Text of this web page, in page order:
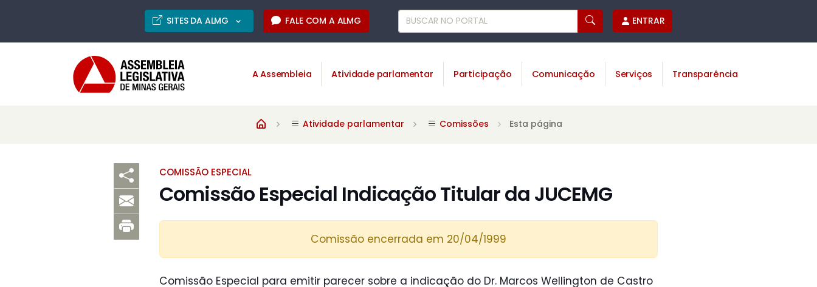
SITES DA ALMG FALE COM A ALMG ENTRAR
A Assembleia Atividade parlamentar Participação Comunicação Serviços Transparência
Atividade parlamentar Comissões Esta página
COMISSÃO ESPECIAL
Comissão Especial Indicação Titular da JUCEMG
Comissão encerrada em 20/04/1999
Comissão Especial para emitir parecer sobre a indicação do Dr. Marcos Wellington de Castro